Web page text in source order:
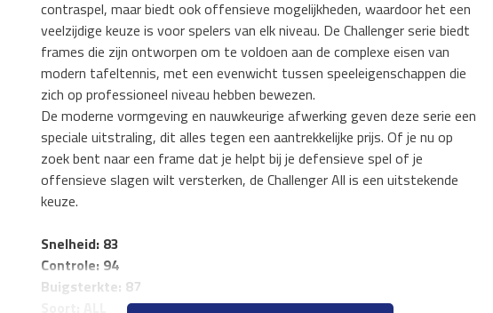
contraspel, maar biedt ook offensieve mogelijkheden, waardoor het een
veelzijdige keuze is voor spelers van elk niveau. De Challenger serie biedt
frames die zijn ontworpen om te voldoen aan de complexe eisen van
modern tafeltennis, met een evenwicht tussen speeleigenschappen die
zich op professioneel niveau hebben bewezen.
De moderne vormgeving en nauwkeurige afwerking geven deze serie een
speciale uitstraling, dit alles tegen een aantrekkelijke prijs. Of je nu op
zoek bent naar een frame dat je helpt bij je defensieve spel of je
offensieve slagen wilt versterken, de Challenger All is een uitstekende
keuze.
Snelheid: 83
Controle: 94
Buigsterkte: 87